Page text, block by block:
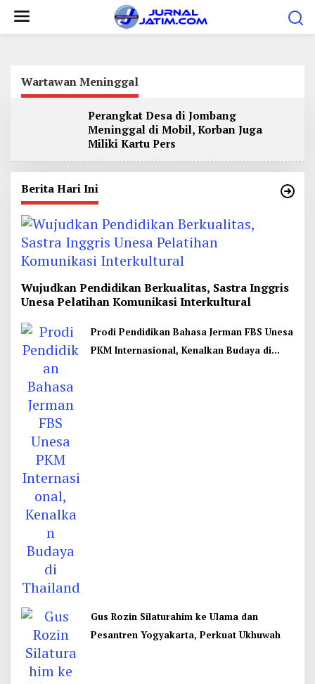
Wartawan Meninggal
Perangkat Desa di Jombang
Meninggal di Mobil, Korban Juga
Miliki Kartu Pers
Berita Hari Ini
Wujudkan Pendidikan Berkualitas, Sastra Inggris
Unesa Pelatihan Komunikasi Interkultural
Prodi Pendidikan Bahasa Jerman FBS Unesa
PKM Internasional, Kenalkan Budaya di
Gus Rozin Silaturahim ke Ulama dan
Pesantren Yogyakarta, Perkuat Ukhuwah